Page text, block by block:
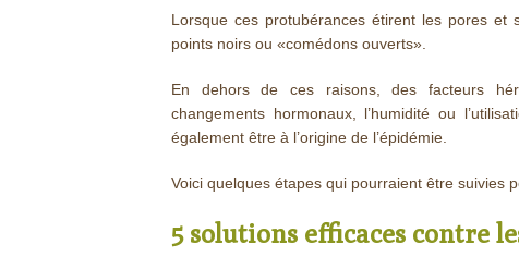
Lorsque ces protubérances étirent les pores et
points noirs ou «comédons ouverts».
En dehors de ces raisons, des facteurs
changements hormonaux, l’humidité ou
également être à l’origine de l’épidémie.
Voici quelques étapes qui pourraient être suivies
5 solutions efficaces contre